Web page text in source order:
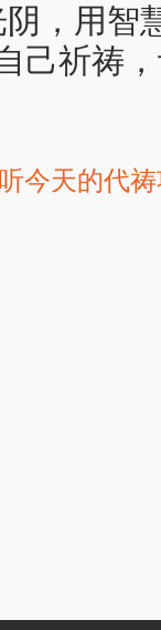
，用智
己祈祷
今天的代祷